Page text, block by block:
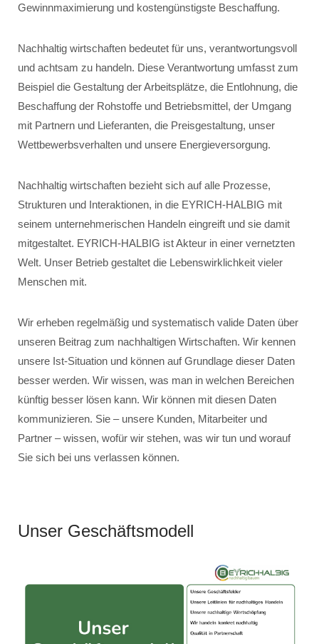
Gewinnmaximierung und kostengünstigste Beschaffung.
Nachhaltig wirtschaften bedeutet für uns, verantwortungsvoll
und achtsam zu handeln. Diese Verantwortung umfasst zum
Beispiel die Gestaltung der Arbeitsplätze, die Entlohnung, die
Beschaffung der Rohstoffe und Betriebsmittel, der Umgang
mit Partnern und Lieferanten, die Preisgestaltung, unser
Wettbewerbsverhalten und unsere Energieversorgung.
Nachhaltig wirtschaften bezieht sich auf alle Prozesse,
Strukturen und Interaktionen, in die EYRICH-HALBIG mit
seinem unternehmerischen Handeln eingreift und sie damit
mitgestaltet. EYRICH-HALBIG ist Akteur in einer vernetzten
Welt. Unser Betrieb gestaltet die Lebenswirklichkeit vieler
Menschen mit.
Wir erheben regelmäßig und systematisch valide Daten über
unseren Beitrag zum nachhaltigen Wirtschaften. Wir kennen
unsere Ist-Situation und können auf Grundlage dieser Daten
besser werden. Wir wissen, was man in welchen Bereichen
künftig besser lösen kann. Wir können mit diesen Daten
kommunizieren. Sie – unsere Kunden, Mitarbeiter und
Partner – wissen, wofür wir stehen, was wir tun und worauf
Sie sich bei uns verlassen können.
Unser Geschäftsmodell